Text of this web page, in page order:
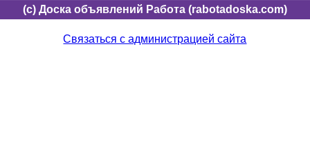
(c) Доска объявлений Работа (rabotadoska.com)
Связаться с администрацией сайта